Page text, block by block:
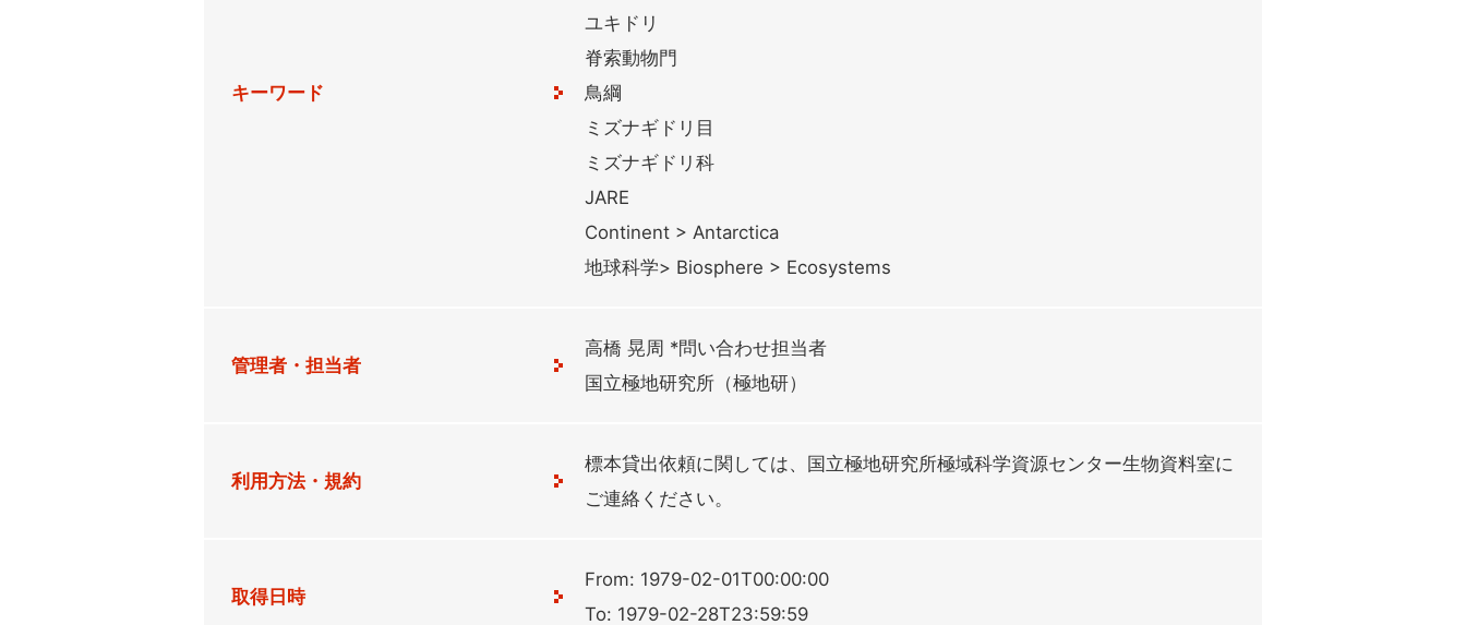
キーワード
ユキドリ
脊索動物門
鳥綱
ミズナギドリ目
ミズナギドリ科
JARE
Continent > Antarctica
地球科学> Biosphere > Ecosystems
管理者・担当者
高橋 晃周 *問い合わせ担当者
国立極地研究所（極地研）
利用方法・規約
標本貸出依頼に関しては、国立極地研究所極域科学資源センター生物資料室に
ご連絡ください。
取得日時
From: 1979-02-01T00:00:00
To: 1979-02-28T23:59:59